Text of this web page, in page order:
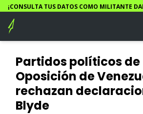
¡CONSULTA TUS DATOS COMO MILITANTE
Partidos políticos de
Oposición de
rechazan
Blyde